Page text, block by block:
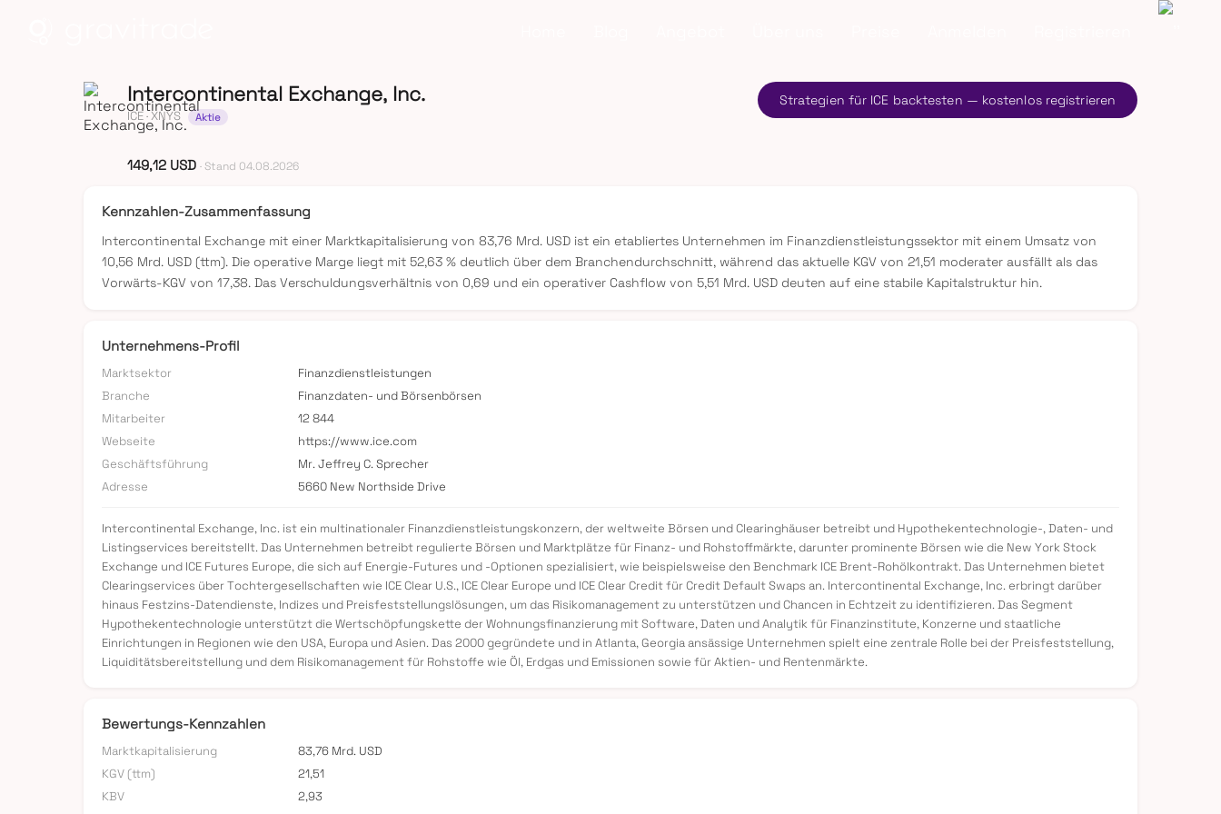
Intercontinental Exchange, Inc.
ICE· XNYS Aktie
149,12 USD · Stand 04.08.2026
Strategien für ICE backtesten — kostenlos registrieren
Kennzahlen-Zusammenfassung
Intercontinental Exchange mit einer Marktkapitalisierung von 83,76 Mrd. USD ist ein etabliertes Unternehmen im Finanzdienstleistungssektor mit einem Umsatz von
10,56 Mrd. USD (ttm). Die operative Marge liegt mit 52,63 % deutlich über dem Branchendurchschnitt, während das aktuelle KGV von 21,51 moderater ausfällt als das
Vorwärts-KGV von 17,38. Das Verschuldungsverhältnis von 0,69 und ein operativer Cashflow von 5,51 Mrd. USD deuten auf eine stabile Kapitalstruktur hin.
Unternehmens-Profil
Marktsektor
Finanzdienstleistungen
Branche
Finanzdaten- und Börsenbörsen
Mitarbeiter
12 844
Webseite
https://www.ice.com
Geschäftsführung
Mr. Jeffrey C. Sprecher
Adresse
5660 New Northside Drive
Intercontinental Exchange, Inc. ist ein multinationaler Finanzdienstleistungskonzern, der weltweite Börsen und Clearinghäuser betreibt und Hypothekentechnologie-, Daten- und
Listingservices bereitstellt. Das Unternehmen betreibt regulierte Börsen und Marktplätze für Finanz- und Rohstoffmärkte, darunter prominente Börsen wie die New York Stock
Exchange und ICE Futures Europe, die sich auf Energie-Futures und -Optionen spezialisiert, wie beispielsweise den Benchmark ICE Brent-Rohölkontrakt. Das Unternehmen bietet
Clearingservices über Tochtergesellschaften wie ICE Clear U.S., ICE Clear Europe und ICE Clear Credit für Credit Default Swaps an. Intercontinental Exchange, Inc. erbringt darüber
hinaus Festzins-Datendienste, Indizes und Preisfeststellungslösungen, um das Risikomanagement zu unterstützen und Chancen in Echtzeit zu identifizieren. Das Segment
Hypothekentechnologie unterstützt die Wertschöpfungskette der Wohnungsfinanzierung mit Software, Daten und Analytik für Finanzinstitute, Konzerne und staatliche
Einrichtungen in Regionen wie den USA, Europa und Asien. Das 2000 gegründete und in Atlanta, Georgia ansässige Unternehmen spielt eine zentrale Rolle bei der Preisfeststellung,
Liquiditätsbereitstellung und dem Risikomanagement für Rohstoffe wie Öl, Erdgas und Emissionen sowie für Aktien- und Rentenmärkte.
Bewertungs-Kennzahlen
Marktkapitalisierung
83,76 Mrd. USD
KGV (ttm)
21,51
KBV
2,93